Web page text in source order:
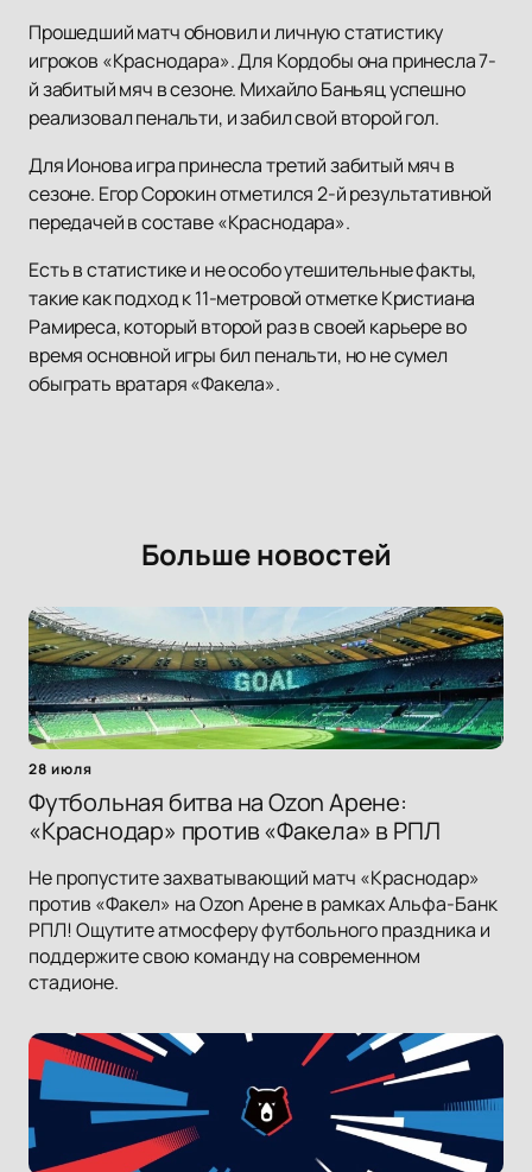
Прошедший матч обновил и личную статистику
игроков «Краснодара». Для Кордобы она принесла 7-
й забитый мяч в сезоне. Михайло Баньяц успешно
реализовал пенальти, и забил свой второй гол.
Для Ионова игра принесла третий забитый мяч в
сезоне. Егор Сорокин отметился 2-й результативной
передачей в составе «Краснодара».
Есть в статистике и не особо утешительные факты,
такие как подход к 11-метровой отметке Кристиана
Рамиреса, который второй раз в своей карьере во
время основной игры бил пенальти, но не сумел
обыграть вратаря «Факела».
Больше новостей
28 июля
Футбольная битва на Ozon Арене:
«Краснодар» против «Факела» в РПЛ
Не пропустите захватывающий матч «Краснодар»
против «Факел» на Ozon Арене в рамках Альфа-Банк
РПЛ! Ощутите атмосферу футбольного праздника и
поддержите свою команду на современном
стадионе.